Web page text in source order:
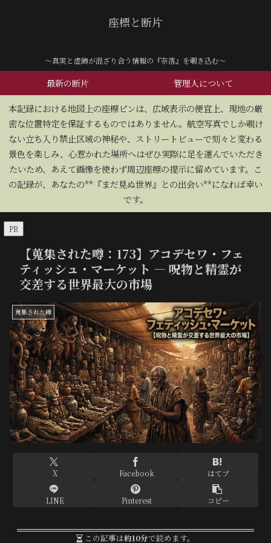
座標と断片
～真実と虚飾が混ざり合う情報の『奈落』を覗き込む～
最新の断片 管理人について
​本記録における地図上の座標ピンは、広域表示の便宜上、現地の厳
密な位置特定を保証するものではありません。航空写真でしか覗け
ない立ち入り禁止区域の神秘や、ストリートビューで刻々と変わる
景色を楽しみ、心惹かれた場所へはぜひ実際に足を運んでいただき
たいため、あえて画像を使わず周辺座標の提示に留めています。こ
の記録が、あなたの**『まだ見ぬ世界』との出会い**になれば幸い
です。
PR
【蒐集された噂：173】アコデセワ・フェ
ティッシュ・マーケット — 呪物と精霊が
交差する世界最大の市場
蒐集された噂
X Facebook はてブ
LINE Pinterest コピー
この記事は約10分で読めます。